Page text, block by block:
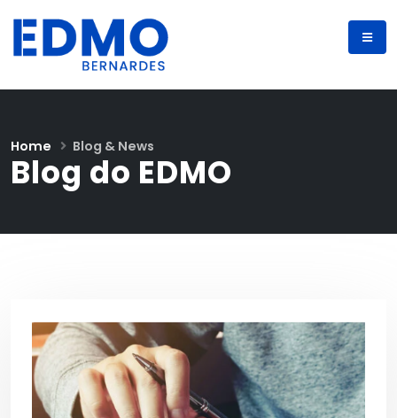
Blog do EDMO
Home Blog & News